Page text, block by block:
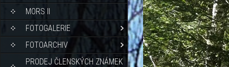
MORS II
FOTOGALERIE
FOTOARCHIV
PRODEJ ČLENSKÝCH ZNÁMEK